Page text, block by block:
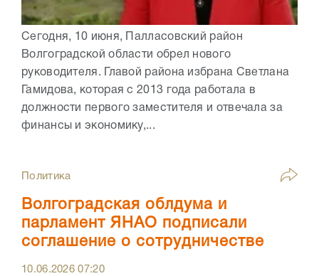
Сегодня, 10 июня, Палласовский район
Волгоградской области обрел нового
руководителя. Главой района избрана Светлана
Гамидова, которая с 2013 года работала в
должности первого заместителя и отвечала за
финансы и экономику,...
Политика
Волгоградская облдума и
парламент ЯНАО подписали
соглашение о сотрудничестве
10.06.202607:20